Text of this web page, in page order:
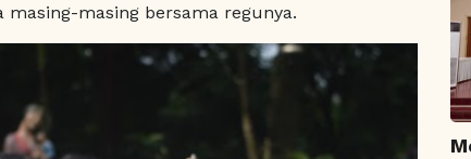
masing bersama regunya.